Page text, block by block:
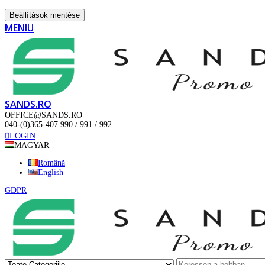
Beállítások mentése
MENIU
SANDS.RO
OFFICE@SANDS.RO
040-(0)365-407.990 / 991 / 992
LOGIN
MAGYAR
Română
English
GDPR